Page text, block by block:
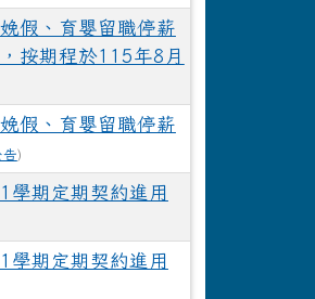
假、育嬰留職停薪
按期程於115年8月
假、育嬰留職停薪
告)
學期定期契約進用
學期定期契約進用